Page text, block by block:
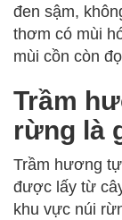
đen sậm,
thơm có mùi
mùi cồn còn
Trầm
rừng là
Trầm hương
được lấy từ
khu vực núi